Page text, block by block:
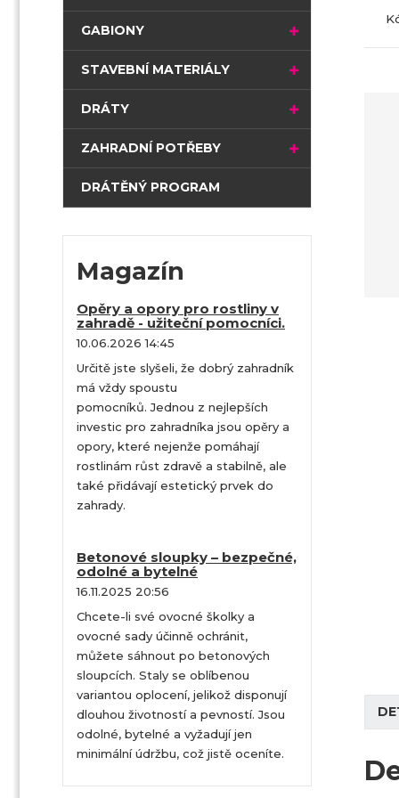
GABIONY
STAVEBNÍ MATERIÁLY
DRÁTY
ZAHRADNÍ POTŘEBY
DRÁTĚNÝ PROGRAM
Magazín
Opěry a opory pro rostliny v
zahradě - užiteční pomocníci.
10.06.2026 14:45
Určitě jste slyšeli, že dobrý zahradník
má vždy spoustu
pomocníků. Jednou z nejlepších
investic pro zahradníka jsou opěry a
opory, které nejenže pomáhají
rostlinám růst zdravě a stabilně, ale
také přidávají estetický prvek do
zahrady.
Betonové sloupky – bezpečné,
odolné a bytelné
16.11.2025 20:56
Chcete-li své ovocné školky a
ovocné sady účinně ochránit,
můžete sáhnout po betonových
sloupcích. Staly se oblíbenou
variantou oplocení, jelikož disponují
dlouhou životností a pevností. Jsou
odolné, bytelné a vyžadují jen
minimální údržbu, což jistě oceníte.